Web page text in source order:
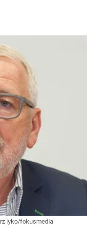
lyko/fokusmedia